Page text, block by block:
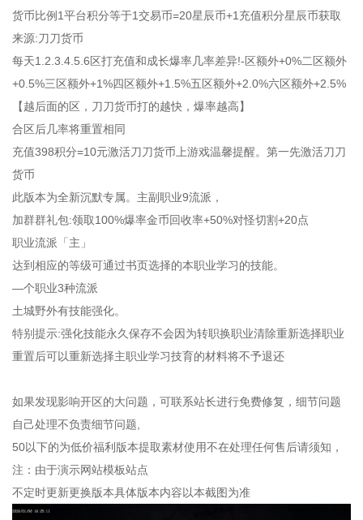
货币比例1平台积分等于1交易币=20星辰币+1充值积分星辰币获取
来源:刀刀货币
每天1.2.3.4.5.6区打充值和成长爆率几率差异!-区额外+0%二区额外
+0.5%三区额外+1%四区额外+1.5%五区额外+2.0%六区额外+2.5%
【越后面的区，刀刀货币打的越快，爆率越高】
合区后几率将重置相同
充值398积分=10元激活刀刀货币上游戏温馨提醒。第一先激活刀刀
货币
此版本为全新沉默专属。主副职业9流派，
加群群礼包:领取100%爆率金币回收率+50%对怪切割+20点
职业流派「主」
达到相应的等级可通过书页选择的本职业学习的技能。
—个职业3种流派
土城野外有技能强化。
特别提示:强化技能永久保存不会因为转职换职业清除重新选择职业
重置后可以重新选择主职业学习技育的材料将不予退还
如果发现影响开区的大问题，可联系站长进行免费修复，细节问题
自己处理不负责细节问题,
50以下的为低价福利版本提取素材使用不在处理任何售后请须知，
注：由于演示网站模板站点
不定时更新更换版本具体版本内容以本截图为准